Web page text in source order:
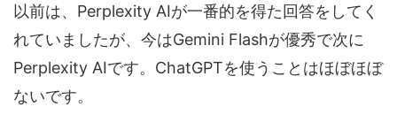
以前は、Perplexity AIが一番的を得た回答をしてく
れていましたが、今はGemini Flashが優秀で次に
Perplexity AIです。ChatGPTを使うことはほぼほぼ
ないです。